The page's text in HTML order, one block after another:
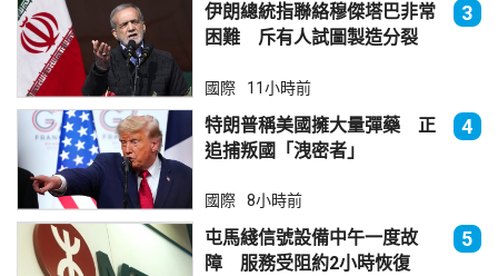
伊朗總統指聯絡穆傑塔巴非常
困難 斥有人試圖製造分裂
3
國際 11小時前
特朗普稱美國擁大量彈藥 正
追捕叛國「洩密者」
4
國際 8小時前
屯馬綫信號設備中午一度故
障 服務受阻約2小時恢復
5